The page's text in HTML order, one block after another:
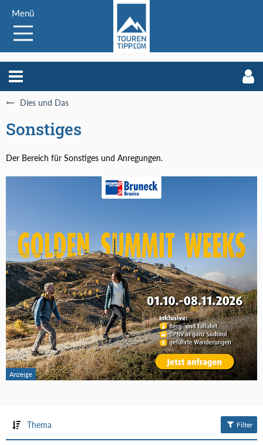
Menü
Dies und Das
Sonstiges
Der Bereich für Sonstiges und Anregungen.
Thema Filter